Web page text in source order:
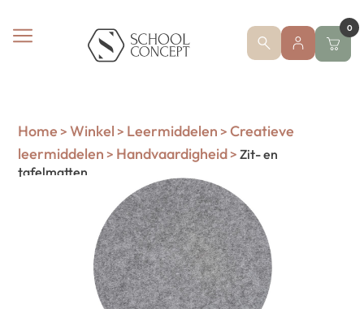
0
Home > Winkel > Leermiddelen > Creatieve
leermiddelen > Handvaardigheid> Zit- en
tafelmatten